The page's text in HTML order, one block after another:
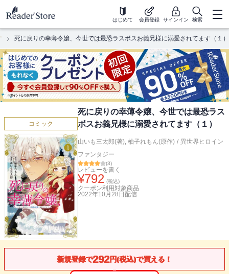
はじめて 会員登録 サインイン 検索
死に戻りの幸薄令嬢、今世では最恐ラスボスお義兄様に溺愛されてます（１）
コミック
死に戻りの幸薄令嬢、今世では最恐ラス
ボスお義兄様に溺愛されてます（１）
山いも三太郎(著), 柚子れもん(原作) / 異世界ヒロイン
ファンタジー
(3)
レビューを書く
¥792 (税込)
クーポン利用対象商品
2022年10月28日 配信
新規登録で292円(税込)で買える！